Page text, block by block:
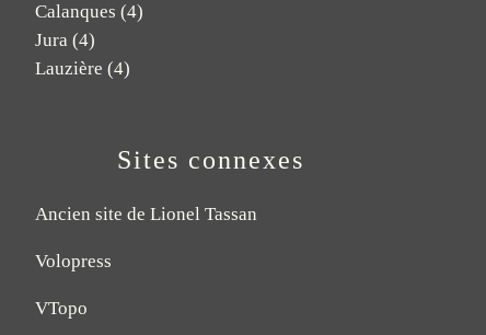
Calanques (4)
Jura (4)
Lauzière (4)
Sites connexes
Ancien site de Lionel Tassan
Volopress
VTopo